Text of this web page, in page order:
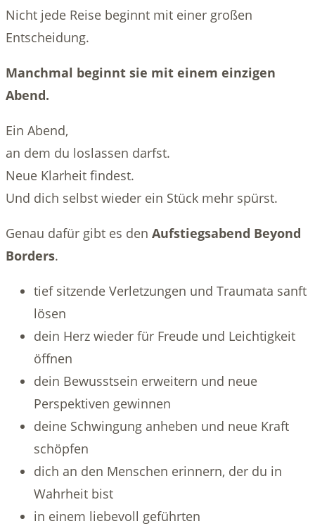
Nicht jede Reise beginnt mit einer großen
Entscheidung.
Manchmal beginnt sie mit einem einzigen
Abend.
Ein Abend,
an dem du loslassen darfst.
Neue Klarheit findest.
Und dich selbst wieder ein Stück mehr spürst.
Genau dafür gibt es den Aufstiegsabend Beyond
Borders.
tief sitzende Verletzungen und Traumata sanft
lösen
dein Herz wieder für Freude und Leichtigkeit
öffnen
dein Bewusstsein erweitern und neue
Perspektiven gewinnen
deine Schwingung anheben und neue Kraft
schöpfen
dich an den Menschen erinnern, der du in
Wahrheit bist
in einem liebevoll geführten